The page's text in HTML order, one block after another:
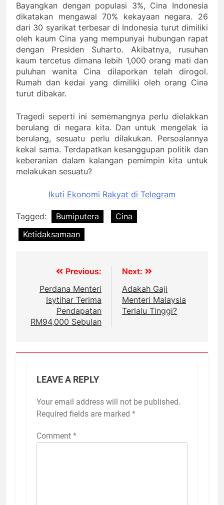
Bayangkan dengan populasi 3%, Cina Indonesia
dikatakan mengawal 70% kekayaan negara. 26
dari 30 syarikat terbesar di Indonesia turut dimiliki
oleh kaum Cina yang mempunyai hubungan rapat
dengan Presiden Suharto. Akibatnya, rusuhan
kaum tercetus dimana lebih 1,000 orang mati dan
puluhan wanita Cina dilaporkan telah dirogol.
Rumah dan kedai yang dimiliki oleh orang Cina
turut dibakar.
Tragedi seperti ini sememangnya perlu dielakkan
berulang di negara kita. Dan untuk mengelak ia
berulang, sesuatu perlu dilakukan. Persoalannya
kekal sama. Terdapatkan kesanggupan politik dan
keberanian dalam kalangan pemimpin kita untuk
melakukan sesuatu?
Ikuti Ekonomi Rakyat di Telegram
Tagged: Bumiputera
Cina
Ketidaksamaan
navigation
Previous:
Perdana Menteri
Isytihar Terima
Pendapatan
RM94,000 Sebulan
Next:
Adakah Gaji
Menteri Malaysia
Terlalu Tinggi?
LEAVE A REPLY
Your email address will not be published.
Required fields are marked *
Comment *